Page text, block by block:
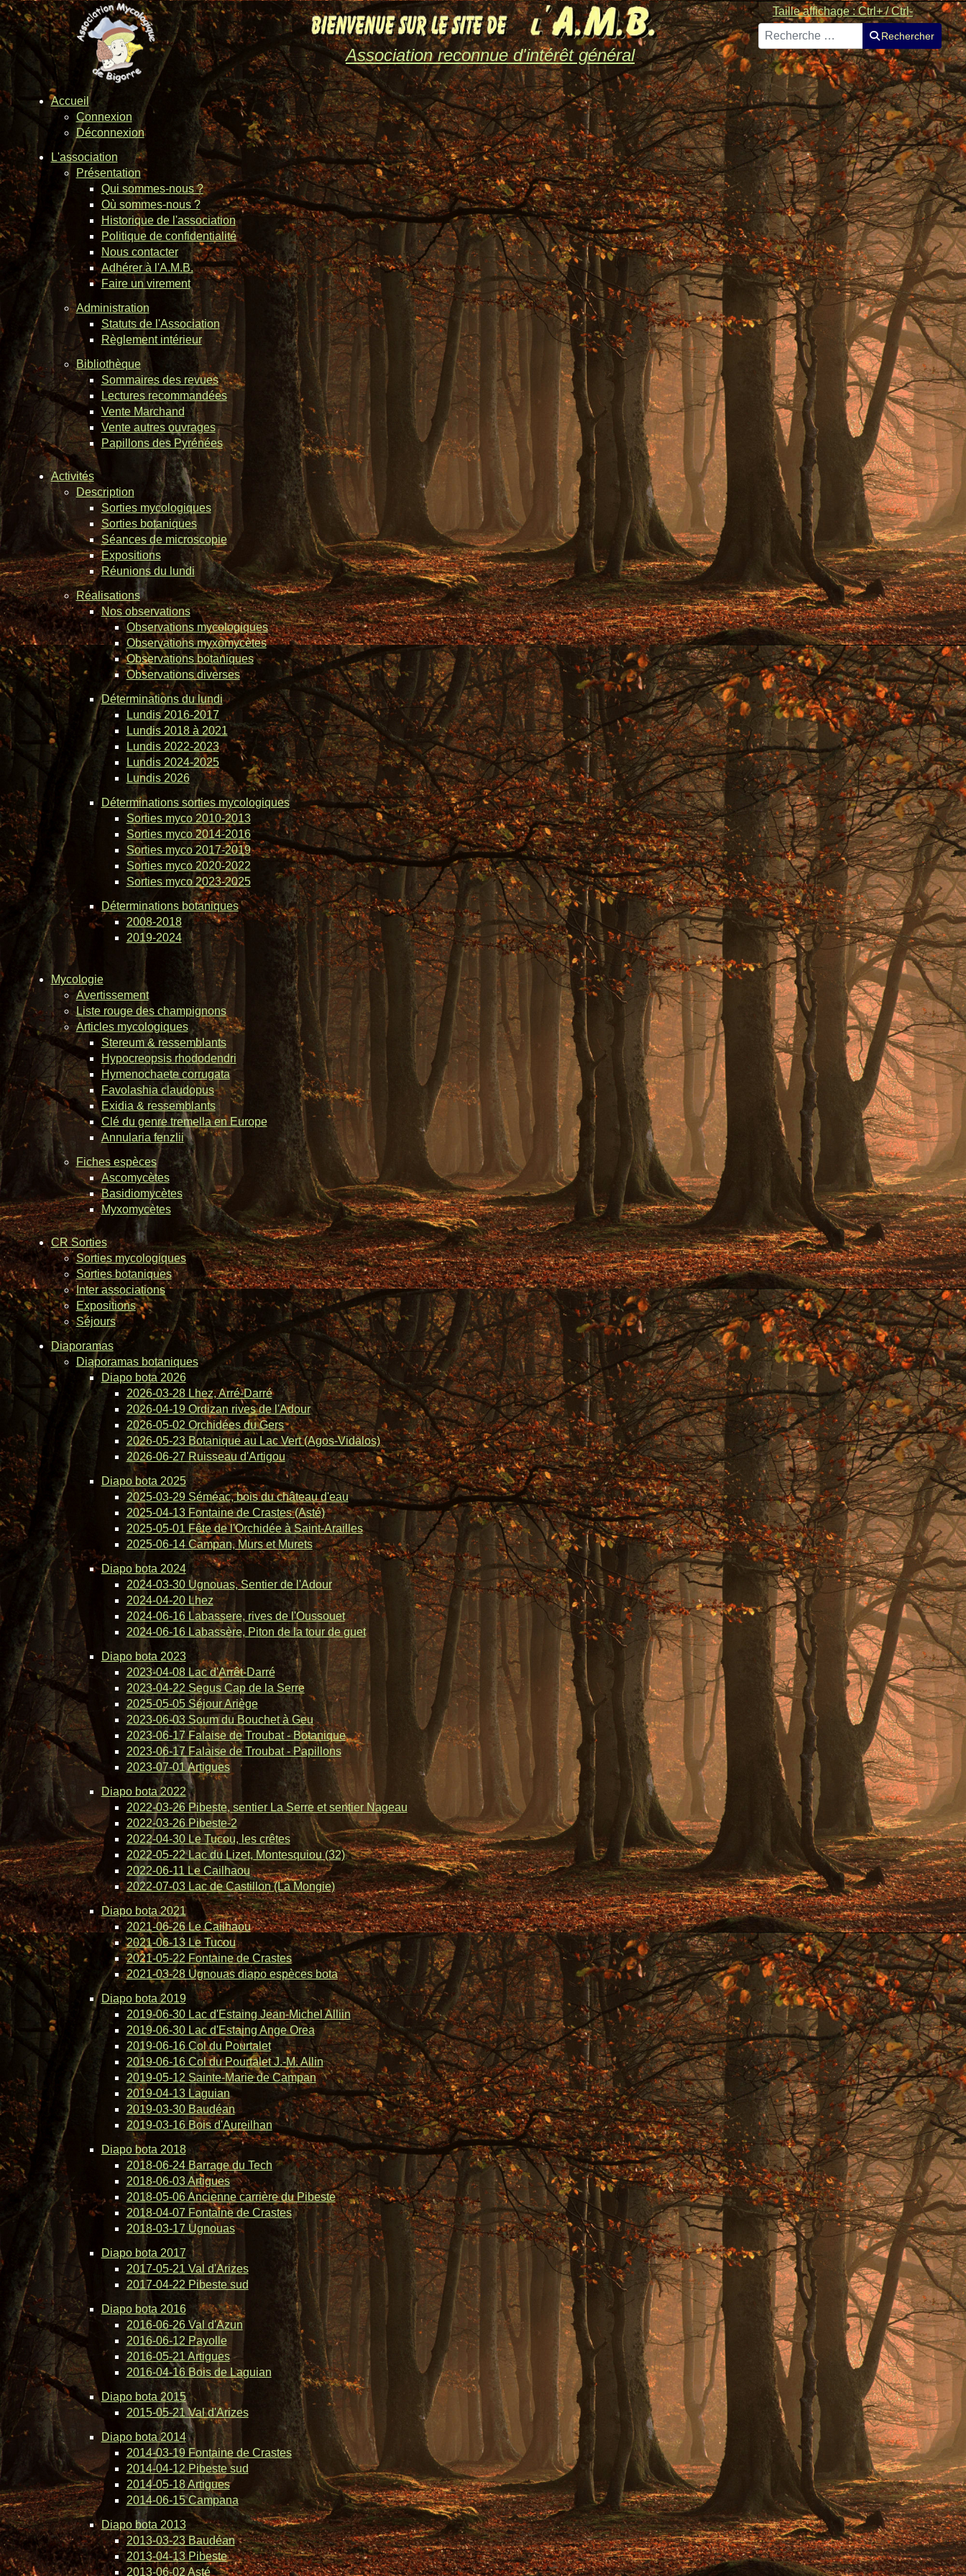
Association reconnue d'intérêt général
Taille affichage : Ctrl+ / Ctrl-
Rechercher
Rechercher
Accueil
Connexion
Déconnexion
L'association
Présentation
Qui sommes-nous ?
Où sommes-nous ?
Historique de l'association
Politique de confidentialité
Nous contacter
Adhérer à l'A.M.B.
Faire un virement
Administration
Statuts de l'Association
Règlement intérieur
Bibliothèque
Sommaires des revues
Lectures recommandées
Vente Marchand
Vente autres ouvrages
Papillons des Pyrénées
Activités
Description
Sorties mycologiques
Sorties botaniques
Séances de microscopie
Expositions
Réunions du lundi
Réalisations
Nos observations
Observations mycologiques
Observations myxomycètes
Observations botaniques
Observations diverses
Déterminations du lundi
Lundis 2016-2017
Lundis 2018 à 2021
Lundis 2022-2023
Lundis 2024-2025
Lundis 2026
Déterminations sorties mycologiques
Sorties myco 2010-2013
Sorties myco 2014-2016
Sorties myco 2017-2019
Sorties myco 2020-2022
Sorties myco 2023-2025
Déterminations botaniques
2008-2018
2019-2024
Mycologie
Avertissement
Liste rouge des champignons
Articles mycologiques
Stereum & ressemblants
Hypocreopsis rhododendri
Hymenochaete corrugata
Favolashia claudopus
Exidia & ressemblants
Clé du genre tremella en Europe
Annularia fenzlii
Fiches espèces
Ascomycètes
Basidiomycètes
Myxomycètes
CR Sorties
Sorties mycologiques
Sorties botaniques
Inter associations
Expositions
Séjours
Diaporamas
Diaporamas botaniques
Diapo bota 2026
2026-03-28 Lhez, Arré-Darré
2026-04-19 Ordizan rives de l'Adour
2026-05-02 Orchidées du Gers
2026-05-23 Botanique au Lac Vert (Agos-Vidalos)
2026-06-27 Ruisseau d'Artigou
Diapo bota 2025
2025-03-29 Séméac, bois du château d'eau
2025-04-13 Fontaine de Crastes (Asté)
2025-05-01 Fête de l'Orchidée à Saint-Arailles
2025-06-14 Campan, Murs et Murets
Diapo bota 2024
2024-03-30 Ugnouas, Sentier de l'Adour
2024-04-20 Lhez
2024-06-16 Labassere, rives de l'Oussouet
2024-06-16 Labassère, Piton de la tour de guet
Diapo bota 2023
2023-04-08 Lac d'Arrêt-Darré
2023-04-22 Segus Cap de la Serre
2025-05-05 Séjour Ariège
2023-06-03 Soum du Bouchet à Geu
2023-06-17 Falaise de Troubat - Botanique
2023-06-17 Falaise de Troubat - Papillons
2023-07-01 Artigues
Diapo bota 2022
2022-03-26 Pibeste, sentier La Serre et sentier Nageau
2022-03-26 Pibeste-2
2022-04-30 Le Tucou, les crêtes
2022-05-22 Lac du Lizet, Montesquiou (32)
2022-06-11 Le Cailhaou
2022-07-03 Lac de Castillon (La Mongie)
Diapo bota 2021
2021-06-26 Le Cailhaou
2021-06-13 Le Tucou
2021-05-22 Fontaine de Crastes
2021-03-28 Ugnouas diapo espèces bota
Diapo bota 2019
2019-06-30 Lac d'Estaing Jean-Michel Alliin
2019-06-30 Lac d'Estaing Ange Orea
2019-06-16 Col du Pourtalet
2019-06-16 Col du Pourtalet J.-M. Allin
2019-05-12 Sainte-Marie de Campan
2019-04-13 Laguian
2019-03-30 Baudéan
2019-03-16 Bois d'Aureilhan
Diapo bota 2018
2018-06-24 Barrage du Tech
2018-06-03 Artigues
2018-05-06 Ancienne carrière du Pibeste
2018-04-07 Fontaine de Crastes
2018-03-17 Ugnouas
Diapo bota 2017
2017-05-21 Val d'Arizes
2017-04-22 Pibeste sud
Diapo bota 2016
2016-06-26 Val d'Azun
2016-06-12 Payolle
2016-05-21 Artigues
2016-04-16 Bois de Laguian
Diapo bota 2015
2015-05-21 Val d'Arizes
Diapo bota 2014
2014-03-19 Fontaine de Crastes
2014-04-12 Pibeste sud
2014-05-18 Artigues
2014-06-15 Campana
Diapo bota 2013
2013-03-23 Baudéan
2013-04-13 Pibeste
2013-06-02 Asté